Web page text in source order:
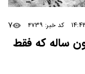
کد خبر: ۴۷۳۹ ۷
سر» ۱۲۰ میلیون ساله که فقط